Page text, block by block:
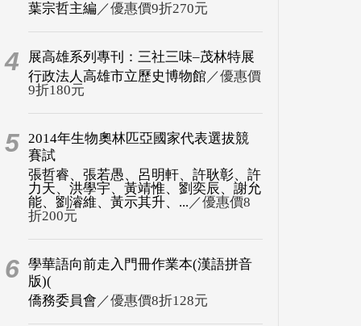
葉宗哲主編 ／優惠價9折270元
4
展高雄系列專刊：三社三味–茂林特展
行政法人高雄市立歷史博物館／優惠價
9折180元
5 2014年生物奧林匹亞國家代表選拔競
賽試
張哲睿、張若愚、呂明軒、許耿彰、許
力天、洪學宇、黃靖惟、劉奕辰、謝允
能、劉濬維、黃示其升、... ／優惠價8
折200元
6 學華語向前走入門冊作業本(漢語拼音
版)(
僑務委員會 ／優惠價8折128元